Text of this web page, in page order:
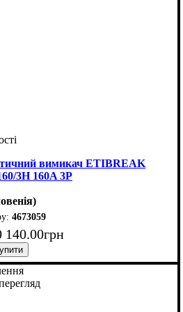
вимикач ETIBREAK
3H 160A 3P
4673059
140.00грн
: автомат
струм, А: 160
полюсів: 3
здатність, kA: 85
: тепловий і електромагнітний